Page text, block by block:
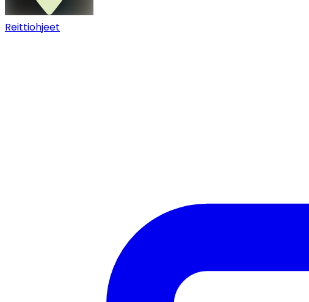
Reittiohjeet